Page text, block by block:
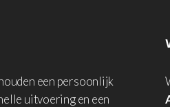
een persoonlijk
uitvoering en een